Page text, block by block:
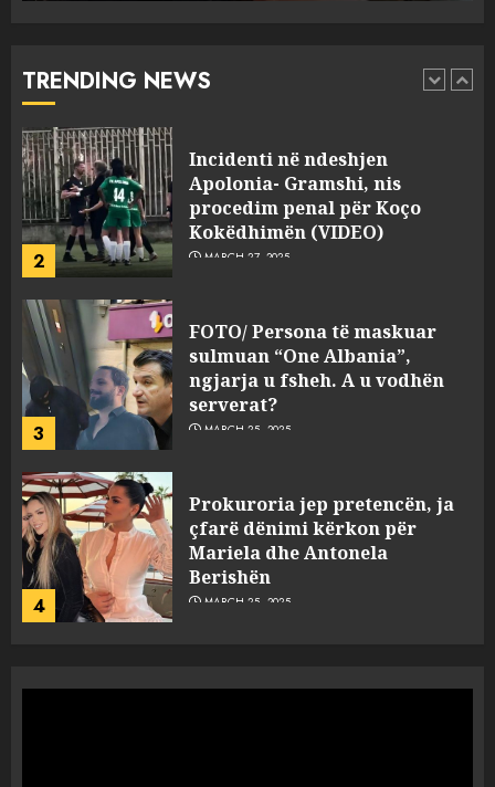
TRENDING NEWS
1
pasuri të pajustifikuar
2
Incidenti në ndeshjen
Apolonia- Gramshi, nis
procedim penal për Koço
Kokëdhimën (VIDEO)
MARCH 27, 2025
3
FOTO/ Persona të maskuar
sulmuan “One Albania”,
ngjarja u fsheh. A u vodhën
serverat?
MARCH 25, 2025
4
Prokuroria jep pretencën, ja
çfarë dënimi kërkon për
Mariela dhe Antonela
Berishën
MARCH 25, 2025